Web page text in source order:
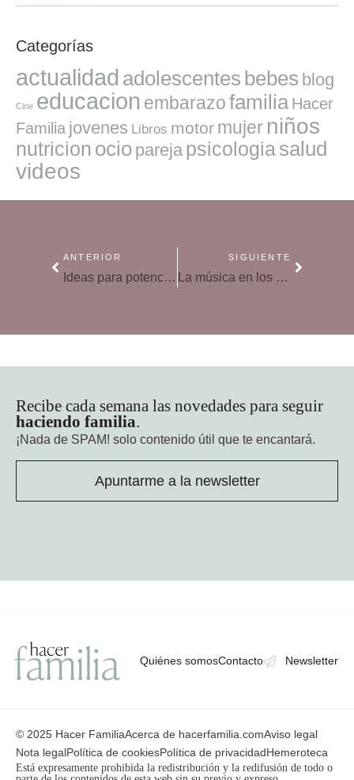
Categorías
actualidad adolescentes bebes blog
Cine educacion embarazofamilia Hacer
Familia jovenes Libros motor mujer niños
nutricion ocio pareja psicologiasalud
videos
ANTERIOR
Ideas para potenciar la creatividad en casa
SIGUIENTE
La música en los niños mejora el oído
Recibe cada semana las novedades para seguir
haciendo familia.
¡Nada de SPAM! solo contenido útil que te encantará.
Apuntarme a la newsletter
Quiénes somosContacto Newsletter
© 2025 Hacer FamiliaAcerca de hacerfamilia.comAviso legal
Nota legalPolítica de cookiesPolítica de privacidadHemeroteca
Está expresamente prohibida la redistribución y la redifusión de todo o